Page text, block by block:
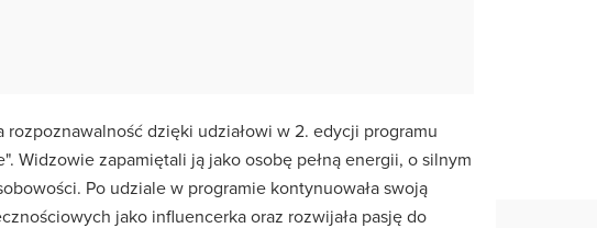
rozpoznawalność dzięki udziałowi w 2. edycji programu
Widzowie zapamiętali ją jako osobę pełną energii, o silnym
Po udziale w programie kontynuowała swoją
jako influencerka oraz rozwijała pasję do